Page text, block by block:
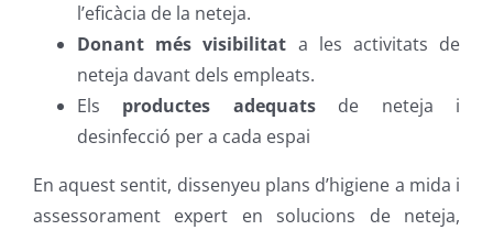
l’eficàcia de la neteja.
Donant més visibilitat a les activitats de
neteja davant dels empleats.
Els productes adequatsde neteja i
desinfecció per a cada espai
En aquest sentit, dissenyeu plans d’higiene a mida i
assessorament expert en solucions de neteja,